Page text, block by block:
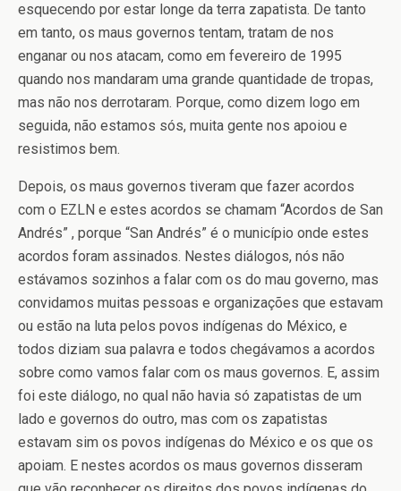
esquecendo por estar longe da terra zapatista. De tanto
em tanto, os maus governos tentam, tratam de nos
enganar ou nos atacam, como em fevereiro de 1995
quando nos mandaram uma grande quantidade de tropas,
mas não nos derrotaram. Porque, como dizem logo em
seguida, não estamos sós, muita gente nos apoiou e
resistimos bem.
Depois, os maus governos tiveram que fazer acordos
com o EZLN e estes acordos se chamam “Acordos de San
Andrés” , porque “San Andrés” é o município onde estes
acordos foram assinados. Nestes diálogos, nós não
estávamos sozinhos a falar com os do mau governo, mas
convidamos muitas pessoas e organizações que estavam
ou estão na luta pelos povos indígenas do México, e
todos diziam sua palavra e todos chegávamos a acordos
sobre como vamos falar com os maus governos. E, assim
foi este diálogo, no qual não havia só zapatistas de um
lado e governos do outro, mas com os zapatistas
estavam sim os povos indígenas do México e os que os
apoiam. E nestes acordos os maus governos disseram